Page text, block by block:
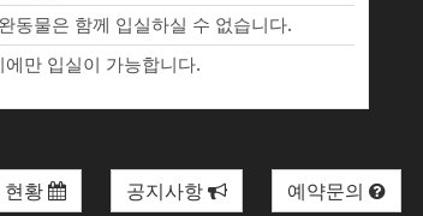
동물은 함께 입실하실 수 없습니다.
만 입실이 가능합니다.
황 공지사항 예약문의